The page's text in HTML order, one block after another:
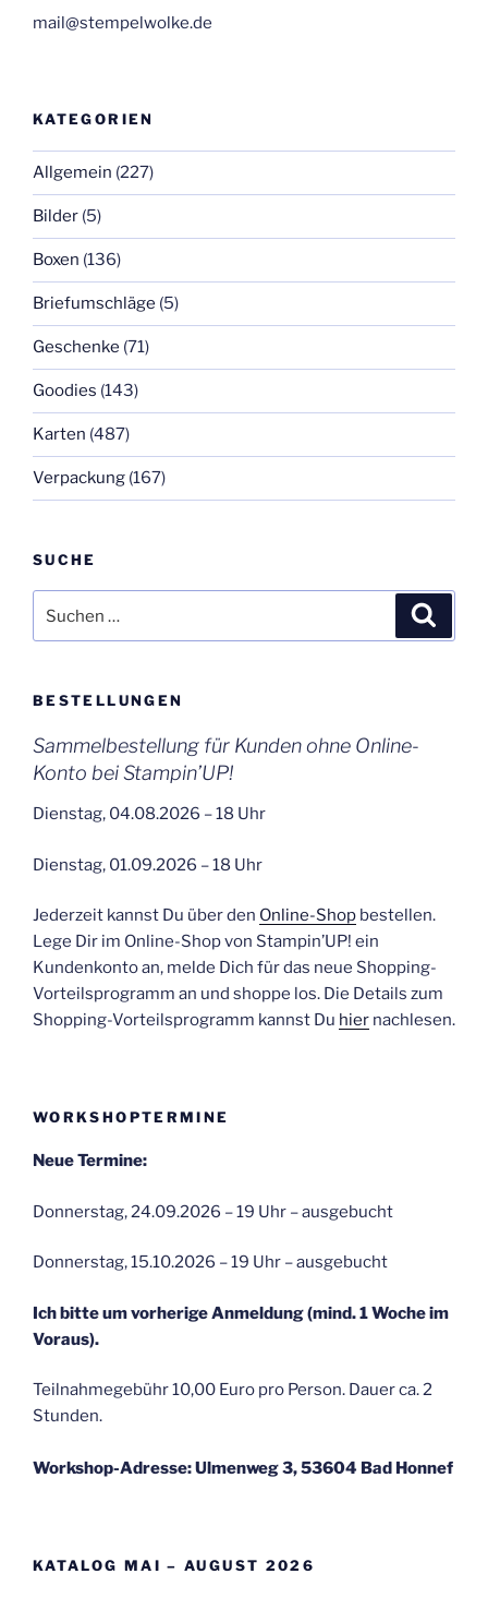
mail@stempelwolke.de
KATEGORIEN
Allgemein (227)
Bilder (5)
Boxen (136)
Briefumschläge (5)
Geschenke (71)
Goodies (143)
Karten (487)
Verpackung (167)
SUCHE
nach:
BESTELLUNGEN
Sammelbestellung für Kunden ohne Online-
Konto bei Stampin’UP!
Dienstag, 04.08.2026 – 18 Uhr
Dienstag, 01.09.2026 – 18 Uhr
Jederzeit kannst Du über den Online-Shop bestellen.
Lege Dir im Online-Shop von Stampin’UP! ein
Kundenkonto an, melde Dich für das neue Shopping-
Vorteilsprogramm an und shoppe los. Die Details zum
Shopping-Vorteilsprogramm kannst Du hier nachlesen.
WORKSHOPTERMINE
Neue Termine:
Donnerstag, 24.09.2026 – 19 Uhr – ausgebucht
Donnerstag, 15.10.2026 – 19 Uhr – ausgebucht
Ich bitte um vorherige Anmeldung (mind. 1 Woche im
Voraus).
Teilnahmegebühr 10,00 Euro pro Person. Dauer ca. 2
Stunden.
Workshop-Adresse: Ulmenweg 3, 53604 Bad Honnef
KATALOG MAI – AUGUST 2026